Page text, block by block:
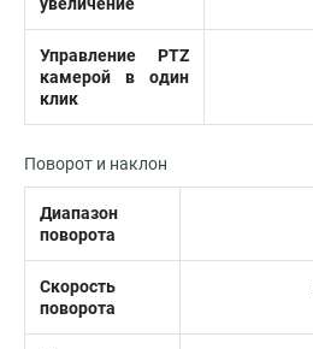
Управление PTZ
камерой в один
клик
Поворот и наклон
Диапазон
поворота
Скорость
поворота